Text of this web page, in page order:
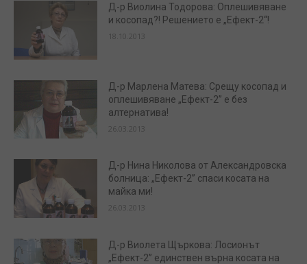
Д-р Виолина Тодорова: Оплешивяване
и косопад?! Решението е „Ефект-2“!
18.10.2013
Д-р Марлена Матева: Срещу косопад и
оплешивяване „Ефект-2” е без
алтернатива!
26.03.2013
Д-р Нина Николова от Александровска
болница: „Ефект-2” спаси косата на
майка ми!
26.03.2013
Д-р Виолета Щъркова: Лосионът
„Ефект-2” единствен върна косата на